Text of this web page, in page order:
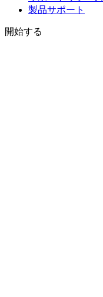
製品サポート
開始する